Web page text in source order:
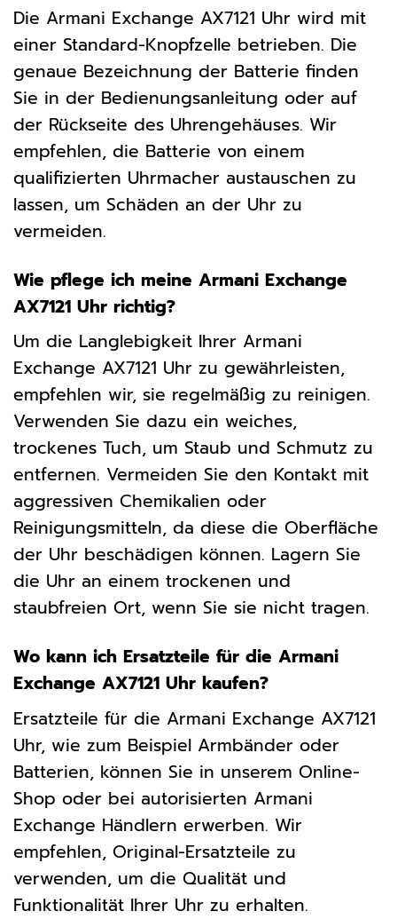
Die Armani Exchange AX7121 Uhr wird mit
einer Standard-Knopfzelle betrieben. Die
genaue Bezeichnung der Batterie finden
Sie in der Bedienungsanleitung oder auf
der Rückseite des Uhrengehäuses. Wir
empfehlen, die Batterie von einem
qualifizierten Uhrmacher austauschen zu
lassen, um Schäden an der Uhr zu
vermeiden.
Wie pflege ich meine Armani Exchange
AX7121 Uhr richtig?
Um die Langlebigkeit Ihrer Armani
Exchange AX7121 Uhr zu gewährleisten,
empfehlen wir, sie regelmäßig zu reinigen.
Verwenden Sie dazu ein weiches,
trockenes Tuch, um Staub und Schmutz zu
entfernen. Vermeiden Sie den Kontakt mit
aggressiven Chemikalien oder
Reinigungsmitteln, da diese die Oberfläche
der Uhr beschädigen können. Lagern Sie
die Uhr an einem trockenen und
staubfreien Ort, wenn Sie sie nicht tragen.
Wo kann ich Ersatzteile für die Armani
Exchange AX7121 Uhr kaufen?
Ersatzteile für die Armani Exchange AX7121
Uhr, wie zum Beispiel Armbänder oder
Batterien, können Sie in unserem Online-
Shop oder bei autorisierten Armani
Exchange Händlern erwerben. Wir
empfehlen, Original-Ersatzteile zu
verwenden, um die Qualität und
Funktionalität Ihrer Uhr zu erhalten.